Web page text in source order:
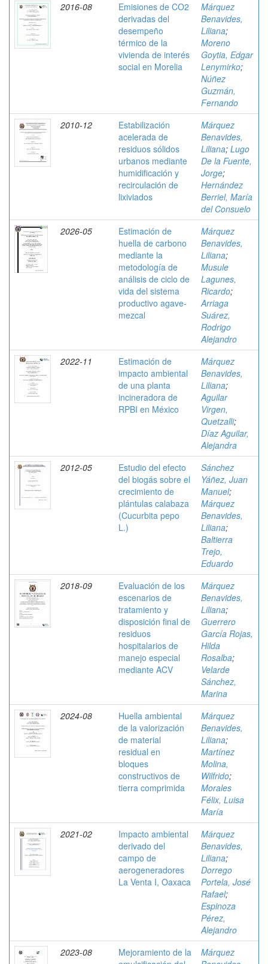
2016-08
Emisiones de CO2
derivadas del
desempeño
térmico de la
vivienda de interés
social en Morelia
Márquez
Benavides,
Liliana;
Moreno
Goytia, Edgar
Lenymirko;
Núñez
Guzmán,
Fernando
2010-12
Estabilización
acelerada de
residuos sólidos
urbanos mediante
humidificación y
recirculación de
lixiviados
Márquez
Benavides,
Liliana; Lugo
De la Fuente,
Jorge;
Hernández
Berriel, María
del Consuelo
2026-05
Estimación de
huella de carbono
mediante la
metodología de
análisis de ciclo de
vida del sistema
productivo agave-
mezcal
Márquez
Benavides,
Liliana;
Musule
Lagunes,
Ricardo;
Arriaga
Suárez,
Rodrigo
Alejandro
2022-11
Estimación de
impacto ambiental
de una planta
incineradora de
RPBI en México
Márquez
Benavides,
Liliana;
Aguilar
Virgen,
Quetzalli;
Díaz Aguilar,
Alejandra
2012-05
Estudio del efecto
del biogás sobre el
crecimiento de
plántulas calabaza
(Cucurbita pepo
L.)
Sánchez
Yáñez, Juan
Manuel;
Márquez
Benavides,
Liliana;
Baltierra
Trejo,
Eduardo
2018-09
Evaluación de los
escenarios de
tratamiento y
disposición final de
residuos
hospitalarios de
manejo especial
mediante ACV
Márquez
Benavides,
Liliana;
Guerrero
García Rojas,
Hilda
Rosalba;
Velarde
Sánchez,
Marina
2024-08
Huella ambiental
de la valorización
de material
residual en
bloques
constructivos de
tierra comprimida
Márquez
Benavides,
Liliana;
Martínez
Molina,
Wilfrido;
Morales
Félix, Luisa
María
2021-02
Impacto ambiental
derivado del
campo de
aerogeneradores
La Venta I, Oaxaca
Márquez
Benavides,
Liliana;
Dorrego
Portela, José
Rafael;
Espinoza
Pérez,
Alejandro
2023-08
Mejoramiento de la
Márquez